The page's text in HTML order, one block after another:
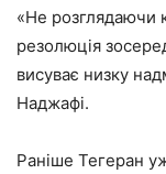
«Не розглядаючи
резолюція
висуває низку
Наджафі.
Раніше Тегеран